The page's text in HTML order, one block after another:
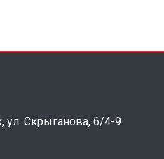
ул. Скрыганова, 6/4-9